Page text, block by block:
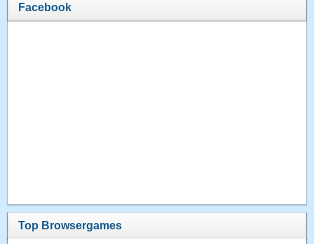
Facebook
Top Browsergames